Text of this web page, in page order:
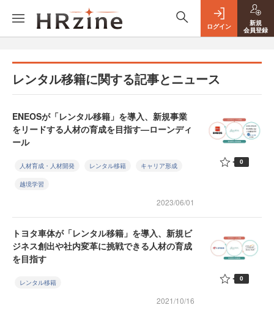
ログイン
新規
会員登録
レンタル移籍に関する記事とニュース
ENEOSが「レンタル移籍」を導入、新規事業
をリードする人材の育成を目指す—ローンディ
ール
人材育成・人材開発 レンタル移籍 キャリア形成
越境学習
2023/06/01
0
トヨタ車体が「レンタル移籍」を導入、新規ビ
ジネス創出や社内変革に挑戦できる人材の育成
を目指す
レンタル移籍
2021/10/16
0